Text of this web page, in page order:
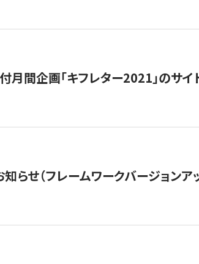
月間企画「キフレター2021」のサイ
らせ（フレームワークバージョンア